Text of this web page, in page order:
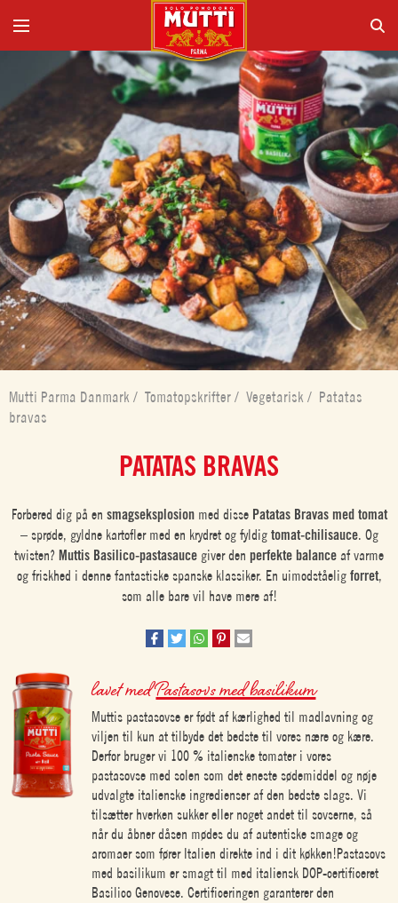
Mutti Parma Danmark / Tomatopskrifter / Vegetarisk / Patatas
bravas
PATATAS BRAVAS
Forbered dig på en smagseksplosionmed disse Patatas Bravas med tomat
– sprøde, gyldne kartofler med en krydret og fyldig tomat-chilisauce. Og
twisten? Muttis Basilico-pastasauce giver den perfekte balance af varme
og friskhed i denne fantastiske spanske klassiker. En uimodståelig forret,
som alle bare vil have mere af!
lavet medPastasovs med basilikum
Muttis pastasovse er født af kærlighed til madlavning og
viljen til kun at tilbyde det bedste til vores nære og kære.
Derfor bruger vi 100 % italienske tomater i vores
pastasovse med solen som det eneste sødemiddel og nøje
udvalgte italienske ingredienser af den bedste slags. Vi
tilsætter hverken sukker eller noget andet til sovserne, så
når du åbner dåsen mødes du af autentiske smage og
aromaer som fører Italien direkte ind i dit køkken!Pastasovs
med basilikum er smagt til med italiensk DOP-certificeret
Basilico Genovese. Certificeringen garanterer den